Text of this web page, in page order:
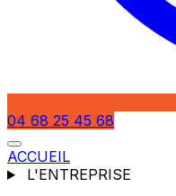
04 68 25 45 68
ACCUEIL
L'ENTREPRISE